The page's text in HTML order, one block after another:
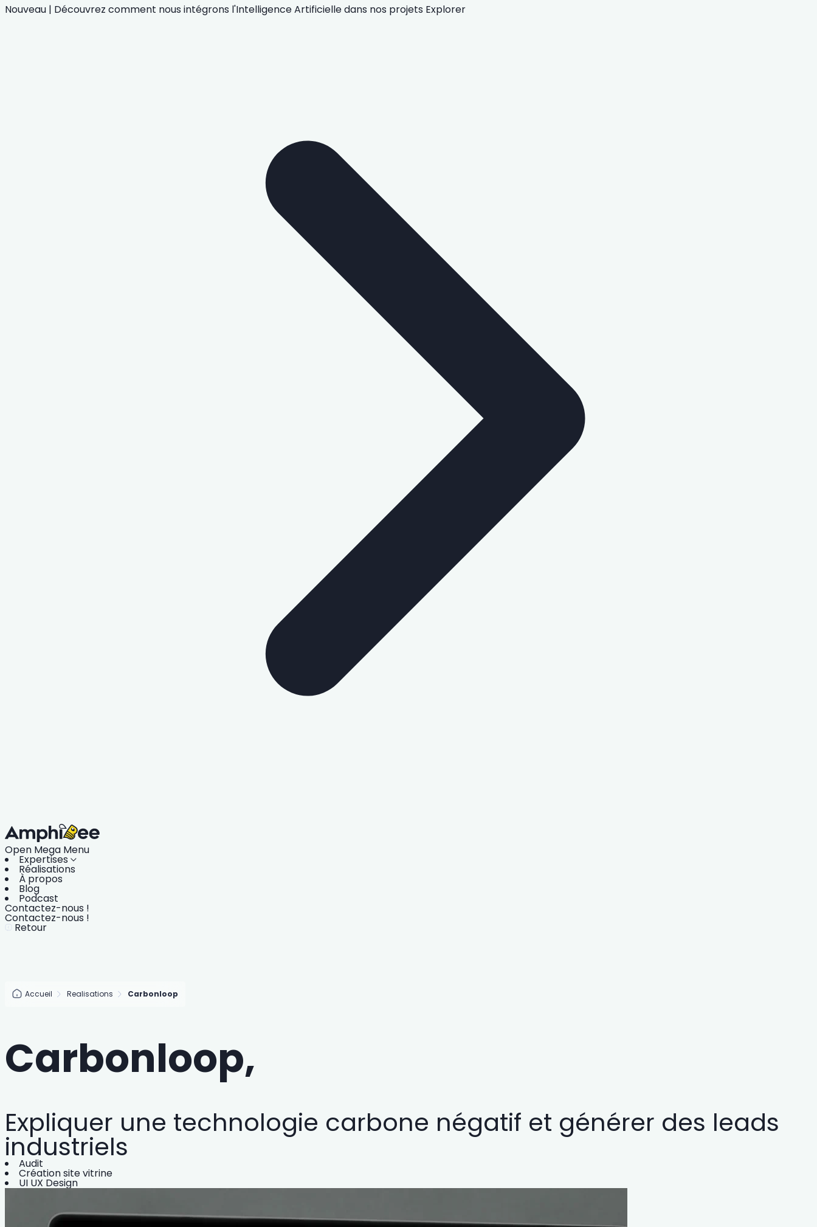
Nouveau | Découvrez comment nous intégrons l'Intelligence Artificielledans nos projets Explorer
Open Mega Menu
Expertises
Réalisations
À propos
Blog
Podcast
Contactez-nous !
Contactez-nous !
Retour
Accueil Realisations Carbonloop
Carbonloop,
Expliquer une technologie carbone négatif et générer des leads
industriels
Audit
Création site vitrine
UI UX Design